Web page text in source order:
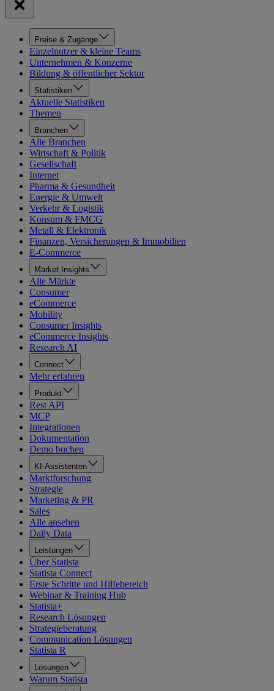
Preise & Zugänge
Einzelnutzer & kleine Teams
Unternehmen & Konzerne
Bildung & öffentlicher Sektor
Statistiken
Aktuelle Statistiken
Themen
Branchen
Alle Branchen
Wirtschaft & Politik
Gesellschaft
Internet
Pharma & Gesundheit
Energie & Umwelt
Verkehr & Logistik
Konsum & FMCG
Metall & Elektronik
Finanzen, Versicherungen & Immobilien
E-Commerce
Market Insights
Alle Märkte
Consumer
eCommerce
Mobility
Consumer Insights
eCommerce Insights
Research AI
Connect
Mehr erfahren
Produkt
Rest API
MCP
Integrationen
Dokumentation
Demo buchen
KI-Assistenten
Marktforschung
Strategie
Marketing & PR
Sales
Alle ansehen
Daily Data
Leistungen
Über Statista
Statista Connect
Erste Schritte und Hilfebereich
Webinar & Training Hub
Statista+
Research Lösungen
Strategieberatung
Communication Lösungen
Statista R
Lösungen
Warum Statista